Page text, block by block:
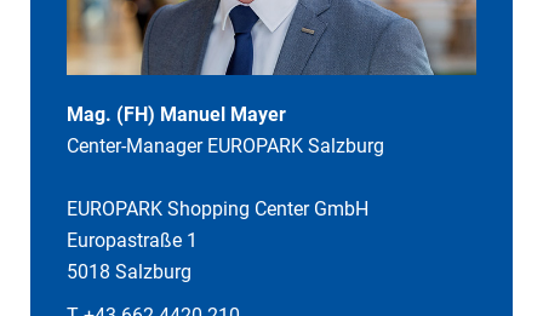
Mag. (FH) Manuel Mayer
Center-Manager EUROPARK Salzburg
EUROPARK Shopping Center GmbH
Europastraße 1
5018 Salzburg